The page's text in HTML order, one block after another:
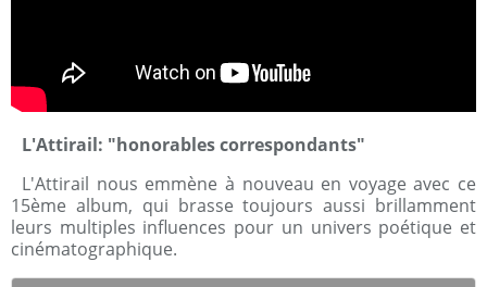
L'Attirail: "honorables correspondants"
L'Attirail nous emmène à nouveau en voyage avec ce
15ème album, qui brasse toujours aussi brillamment
leurs multiples influences pour un univers poétique et
cinématographique.